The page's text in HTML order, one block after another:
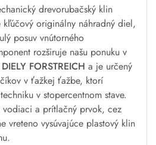
drevorubačský klin
kľúčový originálny náhradný diel,
posuv vnútorného
rozširuje našu ponuku v
FORSTREICH a je určený
v ťažkej ťažbe, ktorí
v stopercentnom stave.
a prítlačný prvok, cez
vreteno vysúvajúce plastový klin